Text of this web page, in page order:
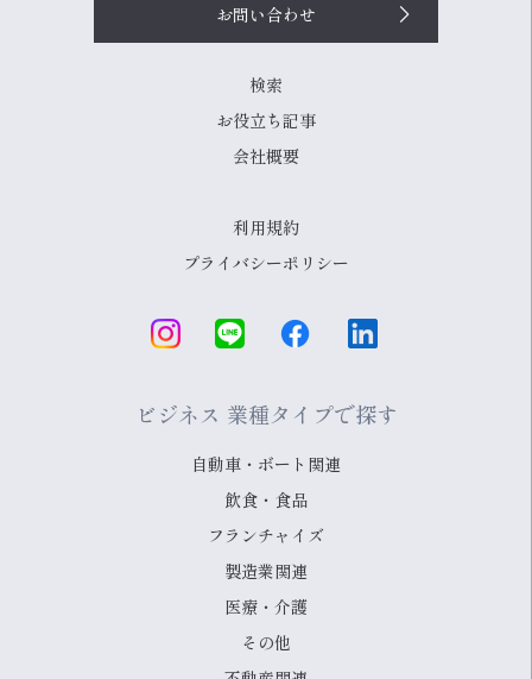
お問い合わせ
検索
お役立ち記事
会社概要
利用規約
プライバシーポリシー
ビジネス 業種タイプで探す
自動車・ボート関連
飲食・食品
フランチャイズ
製造業関連
医療・介護
その他